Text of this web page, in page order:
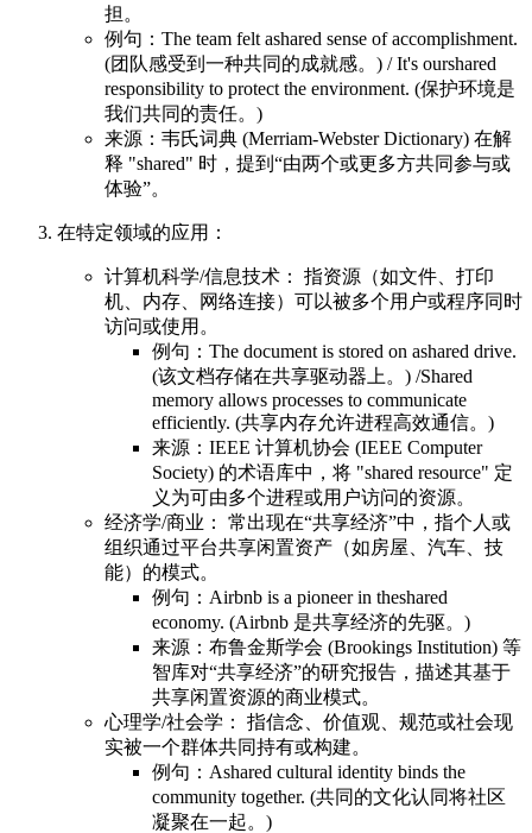
担。
例句：The team felt ashared sense of accomplishment.
(团队感受到一种共同的成就感。) / It's ourshared
responsibility to protect the environment. (保护环境是
我们共同的责任。)
来源：韦氏词典 (Merriam-Webster Dictionary) 在解
释 "shared" 时，提到“由两个或更多方共同参与或
体验”。
在特定领域的应用：
计算机科学/信息技术： 指资源（如文件、打印
机、内存、网络连接）可以被多个用户或程序同时
访问或使用。
例句：The document is stored on ashared drive.
(该文档存储在共享驱动器上。) /Shared
memory allows processes to communicate
efficiently. (共享内存允许进程高效通信。)
来源：IEEE 计算机协会 (IEEE Computer
Society) 的术语库中，将 "shared resource" 定
义为可由多个进程或用户访问的资源。
经济学/商业： 常出现在“共享经济”中，指个人或
组织通过平台共享闲置资产（如房屋、汽车、技
能）的模式。
例句：Airbnb is a pioneer in theshared
economy. (Airbnb 是共享经济的先驱。)
来源：布鲁金斯学会 (Brookings Institution) 等
智库对“共享经济”的研究报告，描述其基于
共享闲置资源的商业模式。
心理学/社会学： 指信念、价值观、规范或社会现
实被一个群体共同持有或构建。
例句：Ashared cultural identity binds the
community together. (共同的文化认同将社区
凝聚在一起。)